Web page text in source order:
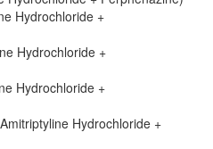
Hydrochloride +
Hydrochloride +
Hydrochloride +
Hydrochloride +